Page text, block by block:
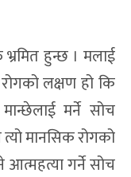
हुन्छ । मलाई
लक्षण हो कि
मर्ने सोच
मानसिक रोगको
गर्ने सोच